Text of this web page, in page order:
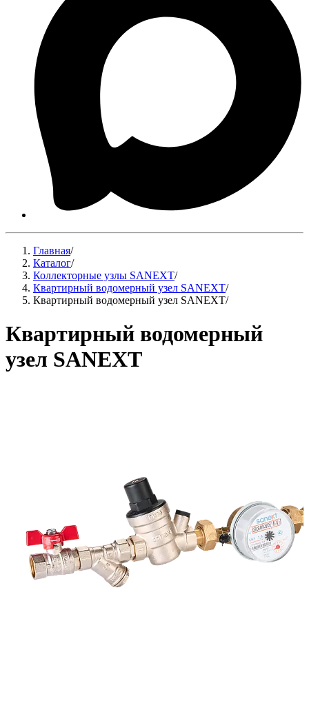
Главная/
Каталог/
Коллекторные узлы SANEXT/
Квартирный водомерный узел SANEXT/
Квартирный водомерный узел SANEXT/
Квартирный водомерный
узел SANEXT